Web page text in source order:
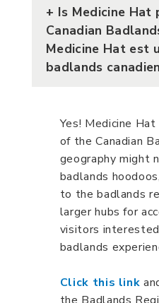
+ Is Medicine
Canadian
Medicine Hat est
badlands
Yes! Medicine
of the Canadian
geography might
badlands
to the badlands
larger hubs for
visitors
badlands
Click this link